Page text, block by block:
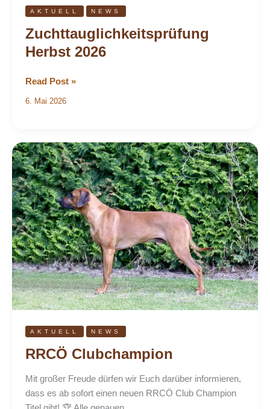
AKTUELL NEWS
Zuchttauglichkeitsprüfung
Herbst 2026
Read Post »
6. Mai 2026
AKTUELL NEWS
RRCÖ Clubchampion
Mit großer Freude dürfen wir Euch darüber informieren,
dass es ab sofort einen neuen RRCÖ Club Champion
RRCÖ
Clubchampion